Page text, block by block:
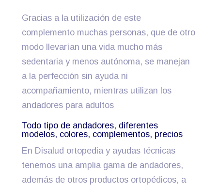
Gracias a la utilización de este
complemento muchas personas, que de otro
modo llevarían una vida mucho más
sedentaria y menos autónoma, se manejan
a la perfección sin ayuda ni
acompañamiento, mientras utilizan los
andadores para adultos
Todo tipo de andadores, diferentes
modelos, colores, complementos, precios
En Disalud ortopedia y ayudas técnicas
tenemos una amplia gama de andadores,
además de otros productos ortopédicos, a